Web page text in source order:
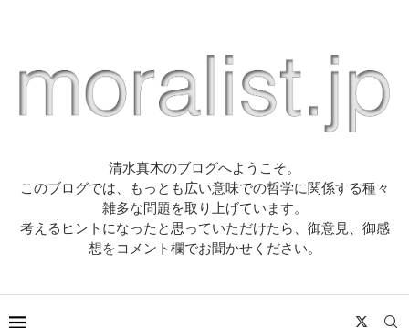
清水真木のブログへようこそ。
このブログでは、もっとも広い意味での哲学に関係する種々
雑多な問題を取り上げています。
考えるヒントになったと思っていただけたら、御意見、御感
想をコメント欄でお聞かせください。